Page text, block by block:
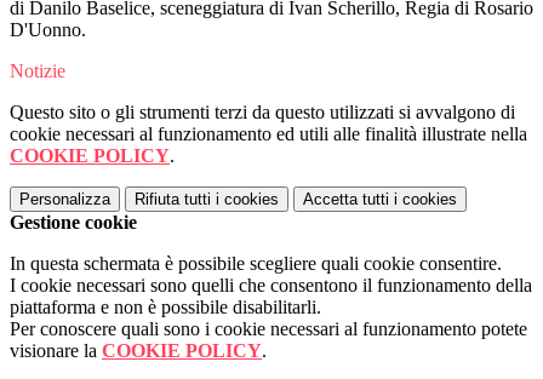
di Danilo Baselice, sceneggiatura di Ivan Scherillo, Regia di Rosario
D'Uonno.
Notizie
Questo sito o gli strumenti terzi da questo utilizzati si avvalgono di
cookie necessari al funzionamento ed utili alle finalità illustrate nella
COOKIE POLICY.
Personalizza Rifiuta tutti i cookies Accetta tutti i cookies
Gestione cookie
In questa schermata è possibile scegliere quali cookie consentire.
I cookie necessari sono quelli che consentono il funzionamento della
piattaforma e non è possibile disabilitarli.
Per conoscere quali sono i cookie necessari al funzionamento potete
visionare la COOKIE POLICY.